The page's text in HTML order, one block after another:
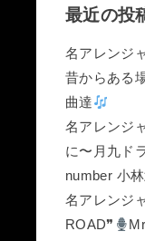
最近の投
名アレンジ
昔からある
曲達
名アレンジ
に〜月九ド
number 小
名アレンジ
ROAD❞